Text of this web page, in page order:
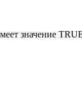
значение